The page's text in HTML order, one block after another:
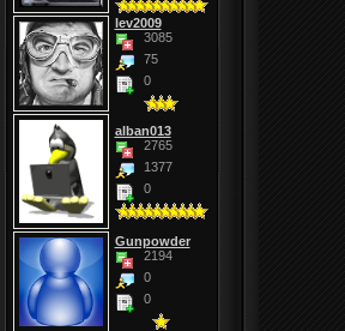
lev2009
3085
75
0
alban013
2765
1377
0
Gunpowder
2194
0
0